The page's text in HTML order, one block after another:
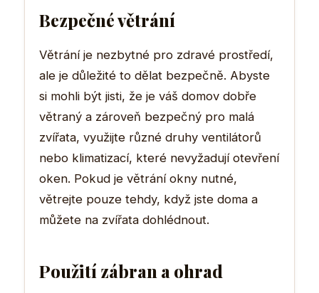
Bezpečné větrání
Větrání je nezbytné pro zdravé prostředí,
ale je důležité to dělat bezpečně. Abyste
si mohli být jisti, že je váš domov dobře
větraný a zároveň bezpečný pro malá
zvířata, využijte různé druhy ventilátorů
nebo klimatizací, které nevyžadují otevření
oken. Pokud je větrání okny nutné,
větrejte pouze tehdy, když jste doma a
můžete na zvířata dohlédnout.
Použití zábran a ohrad